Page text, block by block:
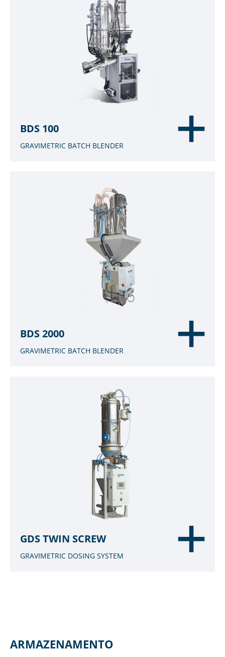
BDS 100
GRAVIMETRIC BATCH BLENDER
BDS 2000
GRAVIMETRIC BATCH BLENDER
GDS TWIN SCREW
GRAVIMETRIC DOSING SYSTEM
ARMAZENAMENTO